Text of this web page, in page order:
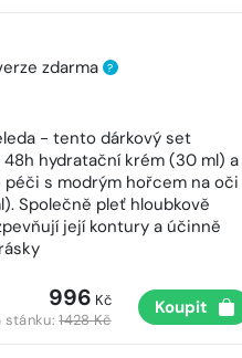
zdarma ?
- tento dárkový set
hydratační krém (30 ml) a
s modrým hořcem na oči
Společně pleť hloubkově
její kontury a účinně
996 Kč
stánku:1428 Kč
Koupit